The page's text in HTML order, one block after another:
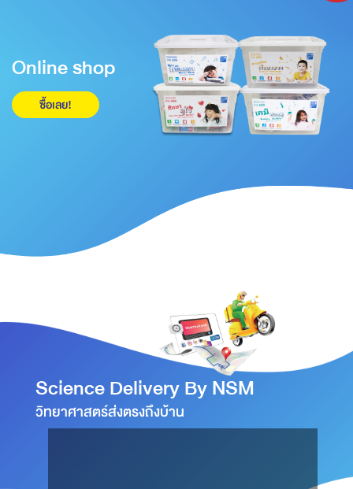
Online shop
ซื้อเลย!
Science Delivery By NSM
วิทยาศาสตร์ส่งตรงถึงบ้าน